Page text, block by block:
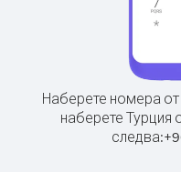
Наберете номера от
наберете Турция
следва:+